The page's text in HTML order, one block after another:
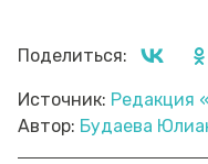
Поделиться:
Источник: Редакция
Автор: Будаева